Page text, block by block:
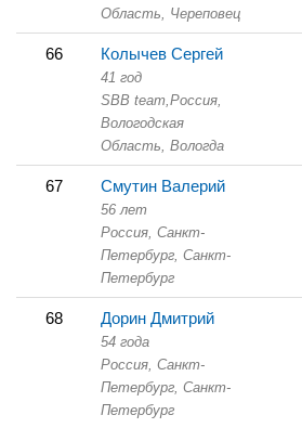
Область, Череповец
66 Колычев Сергей
41 год
SBB team,Россия,
Вологодская
Область, Вологда
67 Смутин Валерий
56 лет
Россия, Санкт-
Петербург, Санкт-
Петербург
68 Дорин Дмитрий
54 года
Россия, Санкт-
Петербург, Санкт-
Петербург